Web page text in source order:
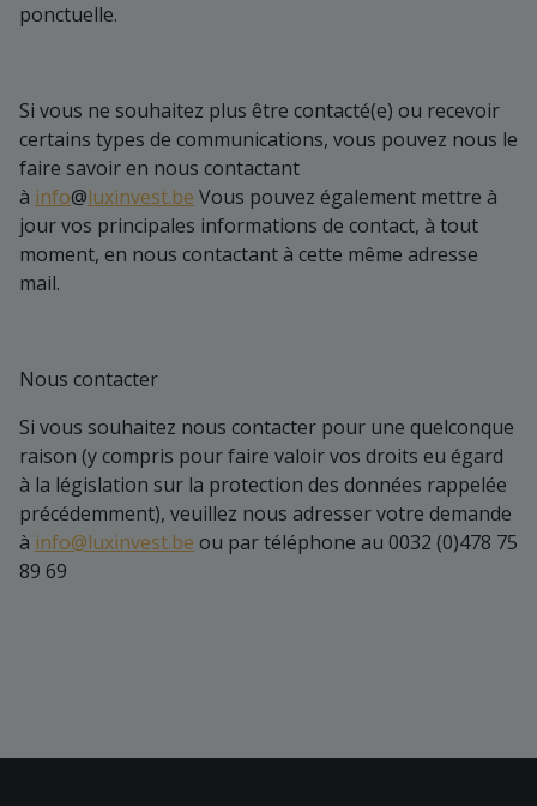
ponctuelle.
Si vous ne souhaitez plus être contacté(e) ou recevoir
certains types de communications, vous pouvez nous le
faire savoir en nous contactant
à info@luxinvest.be Vous pouvez également mettre à
jour vos principales informations de contact, à tout
moment, en nous contactant à cette même adresse
mail.
Nous contacter
Si vous souhaitez nous contacter pour une quelconque
raison (y compris pour faire valoir vos droits eu égard
à la législation sur la protection des données rappelée
précédemment), veuillez nous adresser votre demande
à info@luxinvest.be ou par téléphone au 0032 (0)478 75
89 69